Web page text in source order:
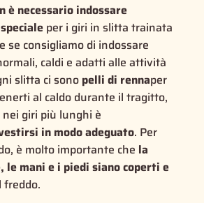
è necessario indossare
per i giri in slitta trainata
se consigliamo di indossare
caldi e adatti alle attività
slitta ci sono pelli di rennaper
al caldo durante il tragitto,
giri più lunghi è
in modo adeguato. Per
è molto importante che la
le mani e i piedi siano coperti e
freddo.